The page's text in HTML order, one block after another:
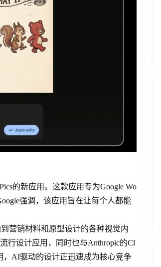
的新应用。这款应用专为Google Wo
强调，该应用旨在让每个人都能
营销材料和原型设计的各种视觉内
行设计应用，同时也与Anthropic的Cl
，AI驱动的设计正迅速成为核心竞争